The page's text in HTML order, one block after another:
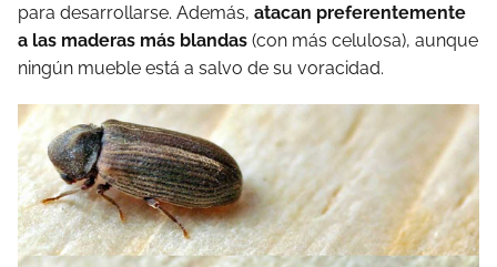
para desarrollarse. Además, atacan preferentemente
a las maderas más blandas (con más celulosa), aunque
ningún mueble está a salvo de su voracidad.